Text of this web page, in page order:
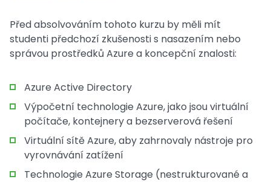
Před absolvováním tohoto kurzu by měli mít
studenti předchozí zkušenosti s nasazením nebo
správou prostředků Azure a koncepční znalosti:
Azure Active Directory
Výpočetní technologie Azure, jako jsou virtuální
počítače, kontejnery a bezserverová řešení
Virtuální sítě Azure, aby zahrnovaly nástroje pro
vyrovnávání zatížení
Technologie Azure Storage (nestrukturované a